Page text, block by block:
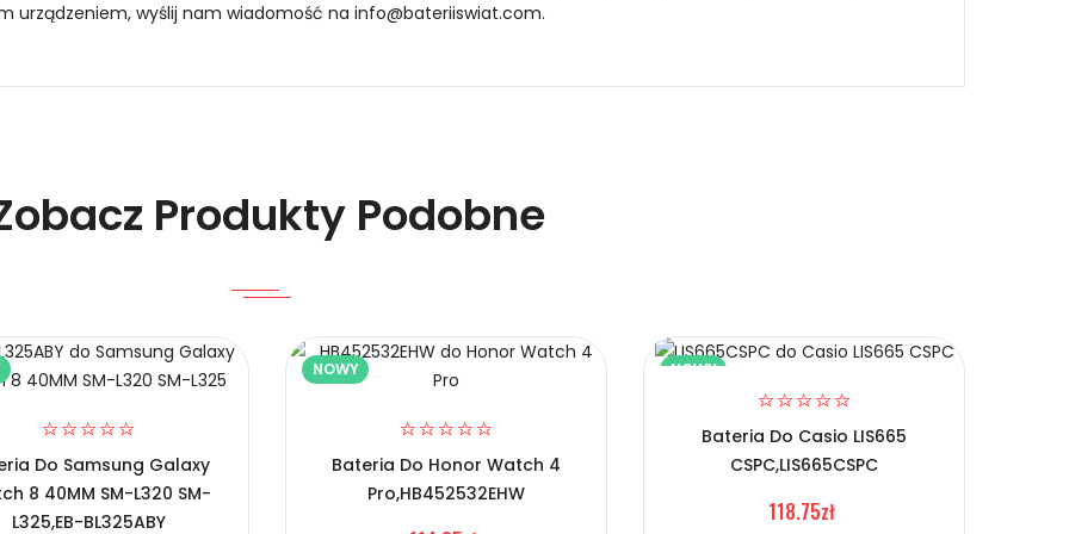
urządzeniem, wyślij nam wiadomość na info@bateriiswiat.com.
R730A
Samsung Gear S2 3G SM-R730 R730V R730A?
Produkty Podobne
Do Samsung Galaxy
8 40MM SM-L320 SM-
L325,EB-BL325ABY
NOWY
Bateria Do Honor Watch 4
Pro,HB452532EHW
NOWY
Bateria Do Casio LIS665
CSPC,LIS665CSPC
118.75zł